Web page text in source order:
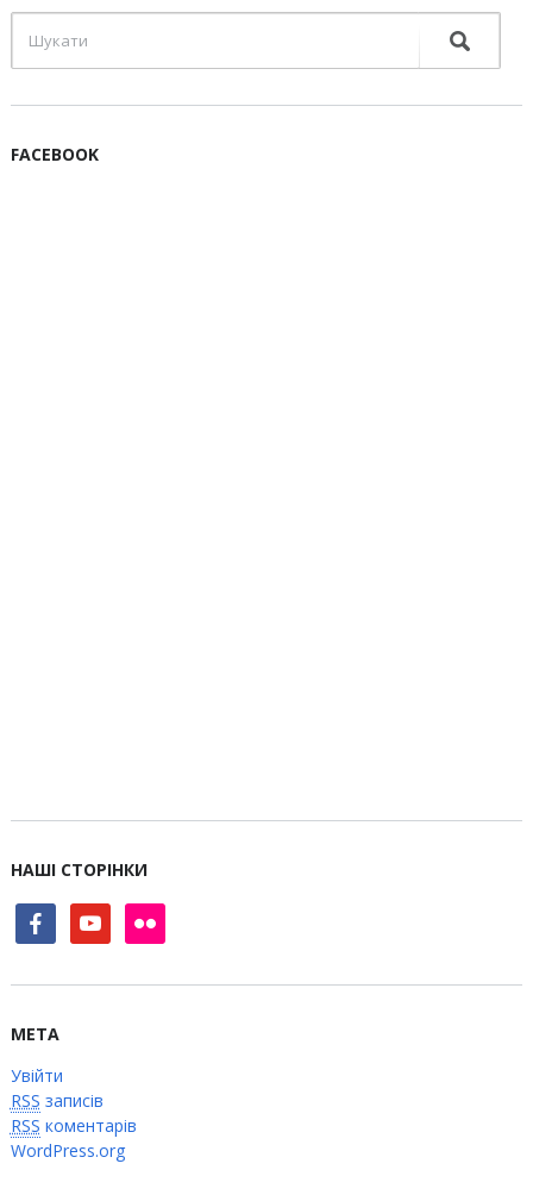
FACEBOOK
НАШІ СТОРІНКИ
facebookyoutube flickr
МЕТА
Увійти
RSS записів
RSS коментарів
WordPress.org